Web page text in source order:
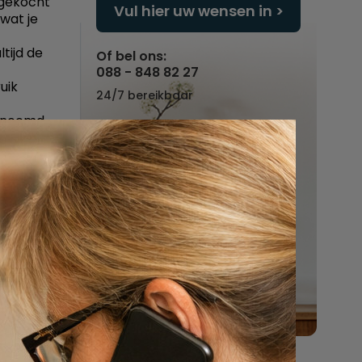
je
de
en
een
altijd
de
Vul hier uw wensen in
Of bel ons:
088 - 848 82 27
24/7 bereikbaar